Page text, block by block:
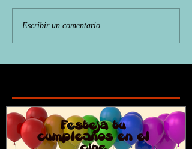
Escribir un comentario...